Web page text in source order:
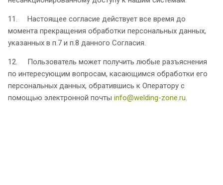
11. Настоящее согласие действует все время до
момента прекращения обработки персональных данных,
указанных в п.7 и п.8 данного Согласия.
12. Пользователь может получить любые разъяснения
по интересующим вопросам, касающимся обработки его
персональных данных, обратившись к Оператору с
помощью электронной почты info@welding-zone.ru.